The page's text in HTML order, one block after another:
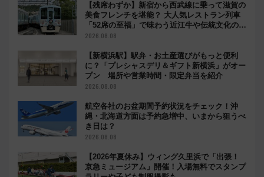
【残席わずか】新宿から西武線に乗って滋賀の
美食フレンチを堪能？ 大人気レストラン列車
「52席の至福」で味わう近江牛や伝統文化の特
別コラボ
2026.08.08
【新横浜駅】駅弁・お土産選びがもっと便利
に？「プレシャスデリ＆ギフト新横浜」がオー
プン 場所や営業時間・限定弁当を紹介
2026.08.08
航空各社のお盆期間予約状況をチェック！沖
縄・北海道方面は予約急増中、いまから狙うべ
き日は？
2026.08.08
【2026年夏休み】ウィング久里浜で「出張！
京急ミュージアム」開催！入場無料でスタンプ